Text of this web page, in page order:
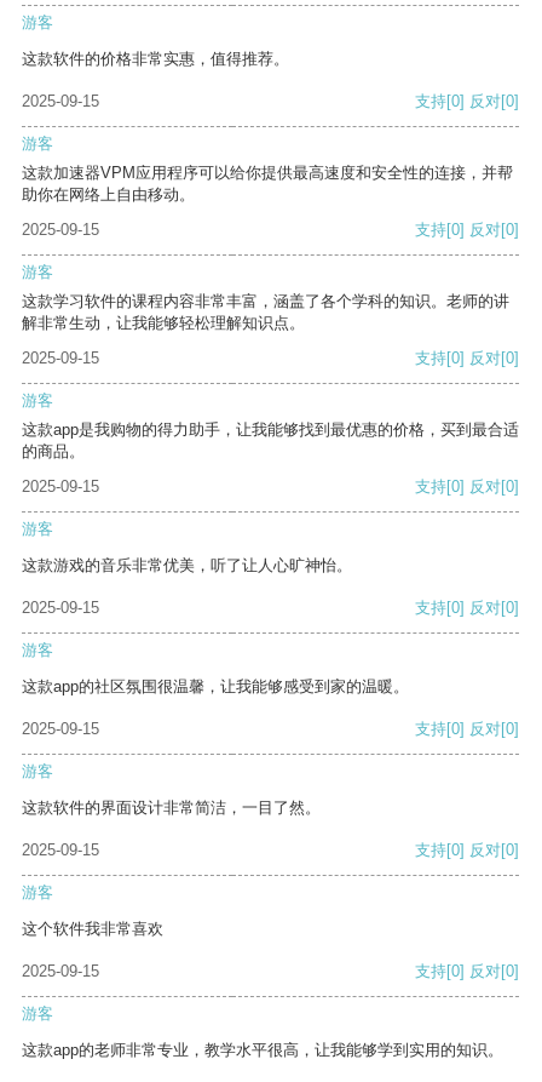
游客
这款软件的价格非常实惠，值得推荐。
2025-09-15 支持[0] 反对[0]
游客
这款加速器VPM应用程序可以给你提供最高速度和安全性的连接，并帮
助你在网络上自由移动。
2025-09-15
支持[0] 反对[0]
游客
这款学习软件的课程内容非常丰富，涵盖了各个学科的知识。老师的讲
解非常生动，让我能够轻松理解知识点。
2025-09-15
支持[0] 反对[0]
游客
这款app是我购物的得力助手，让我能够找到最优惠的价格，买到最合适
的商品。
2025-09-15
支持[0] 反对[0]
游客
这款游戏的音乐非常优美，听了让人心旷神怡。
2025-09-15 支持[0] 反对[0]
游客
这款app的社区氛围很温馨，让我能够感受到家的温暖。
2025-09-15 支持[0] 反对[0]
游客
这款软件的界面设计非常简洁，一目了然。
2025-09-15 支持[0] 反对[0]
游客
这个软件我非常喜欢
2025-09-15 支持[0] 反对[0]
游客
这款app的老师非常专业，教学水平很高，让我能够学到实用的知识。